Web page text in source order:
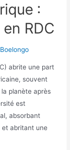
:
RDC
abrite une part
souvent
planète après
est
absorbant
et abritant une